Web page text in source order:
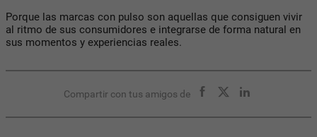
Porque las marcas con pulso son aquellas que consiguen vivir
al ritmo de sus consumidores e integrarse de forma natural en
sus momentos y experiencias reales.
Compartir con tus amigos de